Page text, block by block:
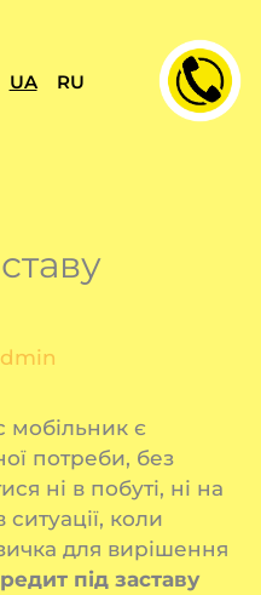
UA RU
є
потреби, без
ні в побуті, ні на
коли
для вирішення
під заставу